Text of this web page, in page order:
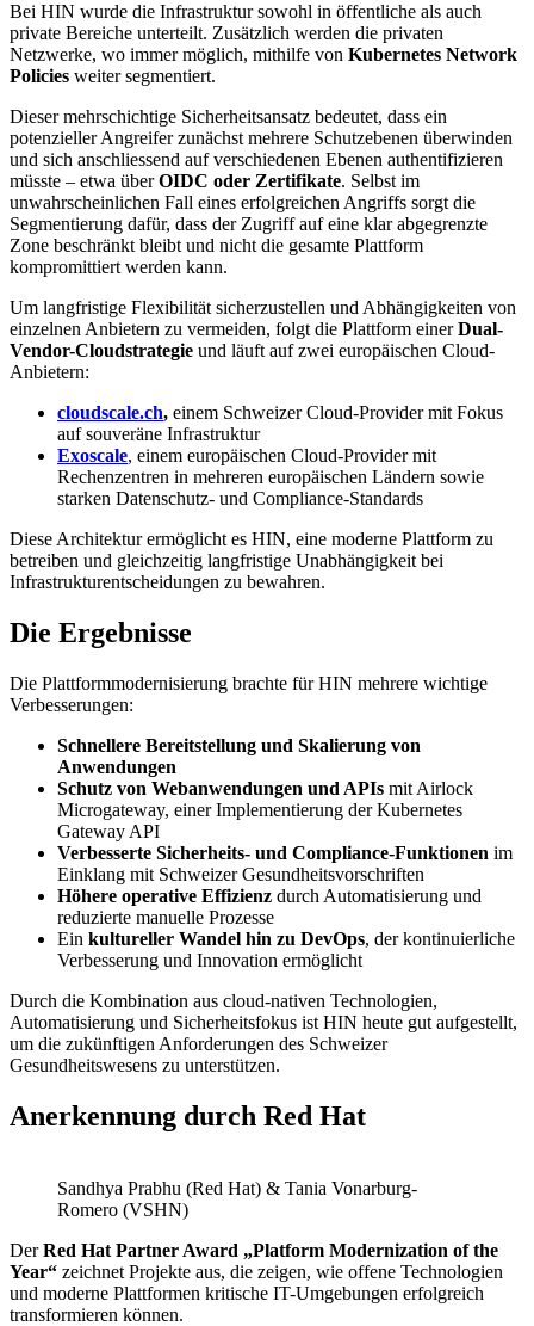
Bei HIN wurde die Infrastruktur sowohl in öffentliche als auch
private Bereiche unterteilt. Zusätzlich werden die privaten
Netzwerke, wo immer möglich, mithilfe von Kubernetes Network
Policies weiter segmentiert.
Dieser mehrschichtige Sicherheitsansatz bedeutet, dass ein
potenzieller Angreifer zunächst mehrere Schutzebenen überwinden
und sich anschliessend auf verschiedenen Ebenen authentifizieren
müsste – etwa überOIDC oder Zertifikate. Selbst im
unwahrscheinlichen Fall eines erfolgreichen Angriffs sorgt die
Segmentierung dafür, dass der Zugriff auf eine klar abgegrenzte
Zone beschränkt bleibt und nicht die gesamte Plattform
kompromittiert werden kann.
Um langfristige Flexibilität sicherzustellen und Abhängigkeiten von
einzelnen Anbietern zu vermeiden, folgt die Plattform einerDual-
Vendor-Cloudstrategie und läuft auf zwei europäischen Cloud-
Anbietern:
cloudscale.ch, einem Schweizer Cloud-Provider mit Fokus
auf souveräne Infrastruktur
Exoscale, einem europäischen Cloud-Provider mit
Rechenzentren in mehreren europäischen Ländern sowie
starken Datenschutz- und Compliance-Standards
Diese Architektur ermöglicht es HIN, eine moderne Plattform zu
betreiben und gleichzeitig langfristige Unabhängigkeit bei
Infrastrukturentscheidungen zu bewahren.
Die Ergebnisse
Die Plattformmodernisierung brachte für HIN mehrere wichtige
Verbesserungen:
Schnellere Bereitstellung und Skalierung von
Anwendungen
Schutz von Webanwendungen und APIs mit Airlock
Microgateway, einer Implementierung der Kubernetes
Gateway API
Verbesserte Sicherheits- und Compliance-Funktionen im
Einklang mit Schweizer Gesundheitsvorschriften
Höhere operative Effizienz durch Automatisierung und
reduzierte manuelle Prozesse
Ein kultureller Wandel hin zu DevOps, der kontinuierliche
Verbesserung und Innovation ermöglicht
Durch die Kombination aus cloud-nativen Technologien,
Automatisierung und Sicherheitsfokus ist HIN heute gut aufgestellt,
um die zukünftigen Anforderungen des Schweizer
Gesundheitswesens zu unterstützen.
Anerkennung durch Red Hat
Sandhya Prabhu (Red Hat) & Tania Vonarburg-
Romero (VSHN)
DerRed Hat Partner Award „Platform Modernization of the
Year“ zeichnet Projekte aus, die zeigen, wie offene Technologien
und moderne Plattformen kritische IT-Umgebungen erfolgreich
transformieren können.